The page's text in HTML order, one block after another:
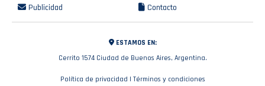
Publicidad Contacto
ESTAMOS EN:
Cerrito 1574 Ciudad de Buenos Aires, Argentina.
Política de privacidad | Términos y condiciones